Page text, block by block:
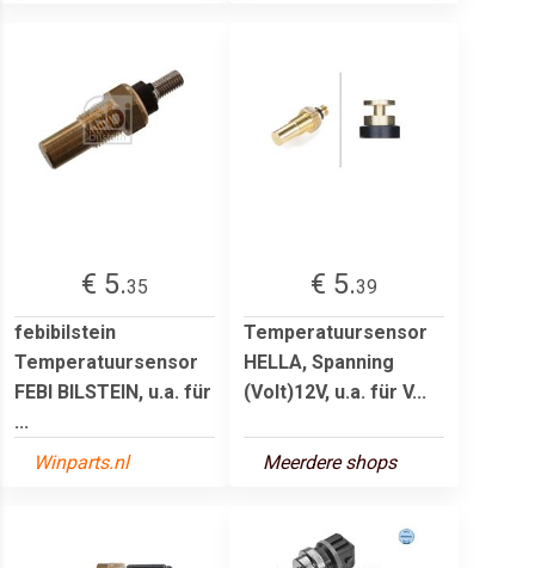
€ 5.35
febibilstein
Temperatuursensor
FEBI BILSTEIN, u.a. für
...
Winparts.nl
€ 5.39
Temperatuursensor
HELLA, Spanning
(Volt)12V, u.a. für V...
Meerdere shops